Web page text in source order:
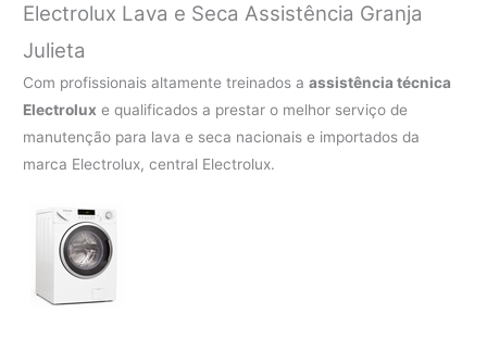
Electrolux Lava e Seca Assistência Granja
Julieta
Com profissionais altamente treinados aassistência técnica
Electrolux e qualificados a prestar o melhor serviço de
manutenção para lava e seca nacionais e importados da
marca Electrolux, central Electrolux.